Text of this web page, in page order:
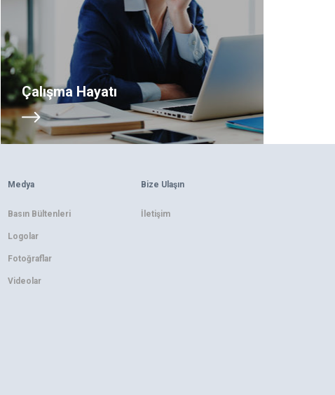
Çalışma Hayatı
Medya
Basın Bültenleri
Logolar
Fotoğraflar
Videolar
Bize Ulaşın
İletişim